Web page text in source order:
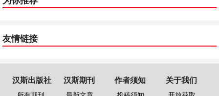
友情链接
汉斯出版社 汉斯期刊 作者须知 关于我们